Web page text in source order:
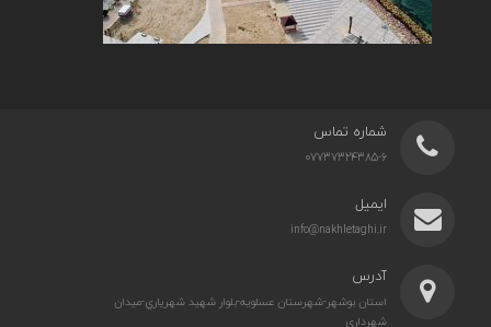
شماره تماس
07737324385-6
ایمیل
info@nakhletaghi.ir
آدرس
استان بوشهر-شهرستان عسلويه-بلوار شهيد شهرياري-ميدان
شهرداري